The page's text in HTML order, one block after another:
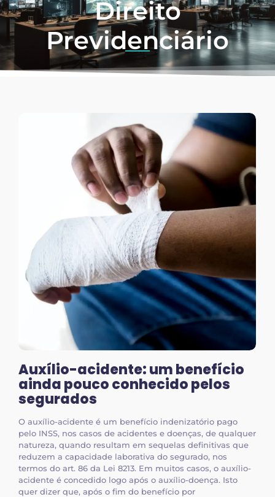
Direito
Previdenciário
Auxílio-acidente: um benefício
ainda pouco conhecido pelos
segurados
O auxílio-acidente é um benefício indenizatório pago
pelo INSS, nos casos de acidentes e doenças, de qualquer
natureza, quando resultam em sequelas definitivas que
reduzem a capacidade laborativa do segurado, nos
termos do art. 86 da Lei 8213. Em muitos casos, o auxílio-
acidente é concedido logo após o auxílio-doença. Isto
quer dizer que, após o fim do benefício por